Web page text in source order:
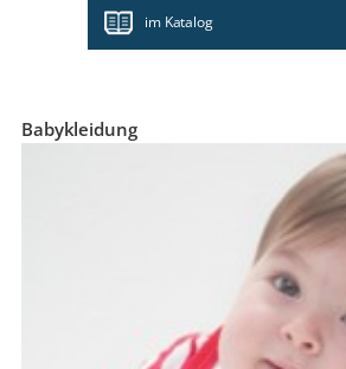
im Katalog
Babykleidung